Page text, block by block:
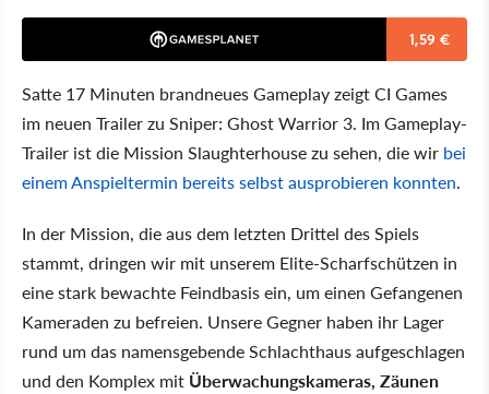
1,59 €
Satte 17 Minuten brandneues Gameplay zeigt CI Games
im neuen Trailer zu Sniper: Ghost Warrior 3. Im Gameplay-
Trailer ist die Mission Slaughterhouse zu sehen, die wir bei
einem Anspieltermin bereits selbst ausprobieren konnten.
In der Mission, die aus dem letzten Drittel des Spiels
stammt, dringen wir mit unserem Elite-Scharfschützen in
eine stark bewachte Feindbasis ein, um einen Gefangenen
Kameraden zu befreien. Unsere Gegner haben ihr Lager
rund um das namensgebende Schlachthaus aufgeschlagen
und den Komplex mit Überwachungskameras, Zäunen